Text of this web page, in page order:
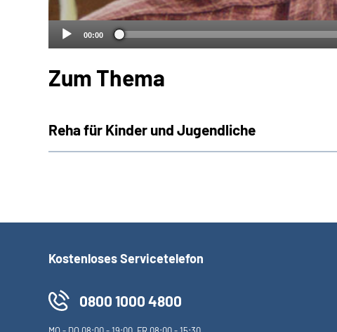
00:00
Zum Thema
Reha für Kinder und Jugendliche
Kostenloses Servicetelefon
0800 1000 4800